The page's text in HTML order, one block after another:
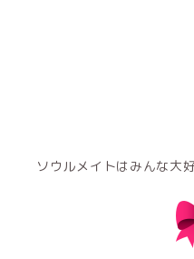
ソウルメイトはみんな大